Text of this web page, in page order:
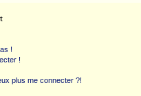
!
!
plus me connecter ?!